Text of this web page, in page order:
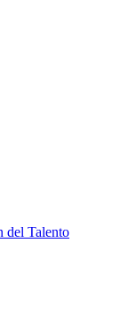
del Talento